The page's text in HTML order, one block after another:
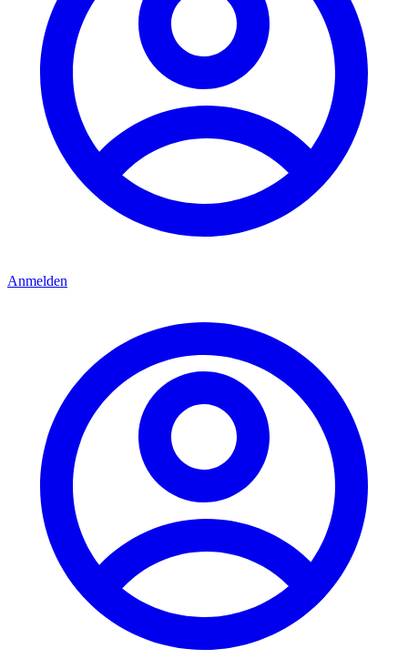
Anmelden